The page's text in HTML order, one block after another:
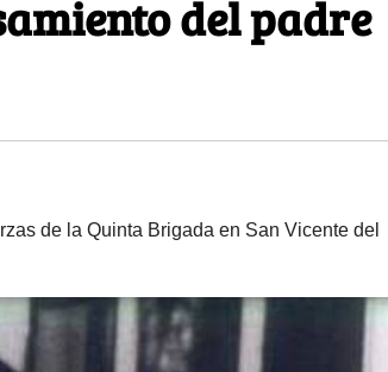
del padre
de la Quinta Brigada en San Vicente del